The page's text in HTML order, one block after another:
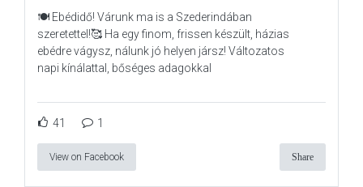
🍽️ Ebédidő! Várunk ma is a Szederindában
szeretettel!🥰 Ha egy finom, frissen készült, házias
ebédre vágysz, nálunk jó helyen jársz! Változatos
napi kínálattal, bőséges adagokkal
41 1
View on Facebook Share